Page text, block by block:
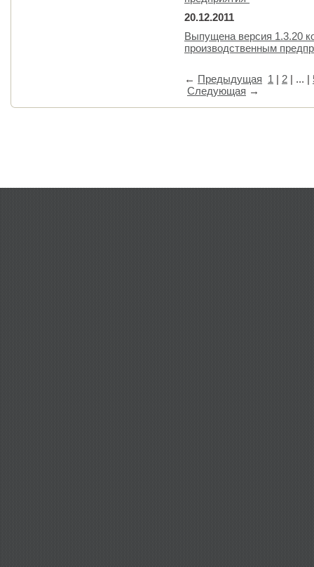
20.12.2011
Выпущена версия 1.3.20
производственным
← Предыдущая 1 | 2 | ... |
Следующая →